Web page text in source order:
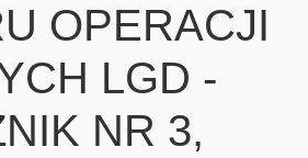
OPERACJI
LGD -
NR 3,